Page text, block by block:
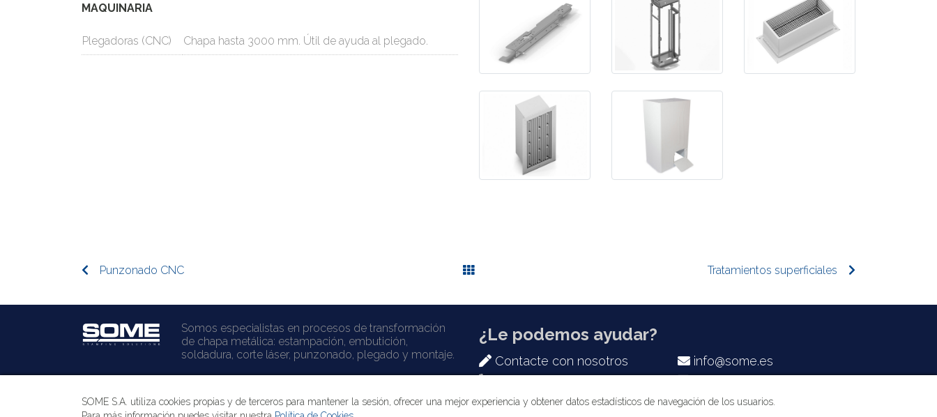
MAQUINARIA
Plegadoras (CNC) Chapa hasta 3000 mm. Útil de ayuda al plegado.
Punzonado CNC Tratamientos superficiales
Somos especialistas en procesos de transformación
de chapa metálica: estampación, embutición,
soldadura, corte láser, punzonado, plegado y montaje.
¿Le podemos ayudar?
Contacte con nosotros
info@some.es
SOME S.A. utiliza cookies propias y de terceros para mantener la sesión, ofrecer una mejor experiencia y obtener datos estadísticos de navegación de los usuarios.